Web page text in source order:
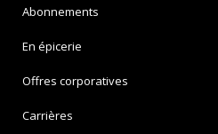
Abonnements
En épicerie
Offres corporatives
Carrières